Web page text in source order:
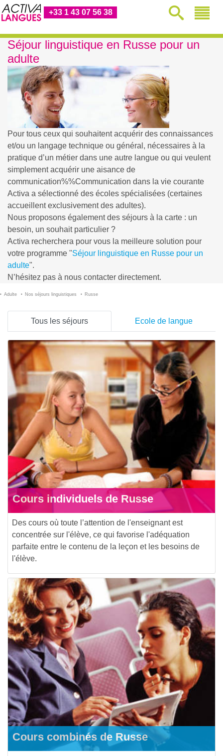
+33 1 43 07 56 38
Séjour linguistique en Russe pour un
adulte
Pour tous ceux qui souhaitent acquérir des connaissances
et/ou un langage technique ou général, nécessaires à la
pratique d’un métier dans une autre langue ou qui veulent
simplement acquérir une aisance de
communication%%Communication dans la vie courante
Activa a sélectionné des écoles spécialisées (certaines
accueillent exclusivement des adultes).
Nous proposons également des séjours à la carte : un
besoin, un souhait particulier ?
Activa recherchera pour vous la meilleure solution pour
votre programme "Séjour linguistique en Russe pour un
adulte".
N’hésitez pas à nous contacter directement.
Adulte Nos séjours linguistiques Russe
Tous les séjours Ecole de langue
Cours individuels de Russe
Des cours où toute l’attention de l'enseignant est
concentrée sur l'élève, ce qui favorise l'adéquation
parfaite entre le contenu de la leçon et les besoins de
l'élève.
Cours combinés de Russe